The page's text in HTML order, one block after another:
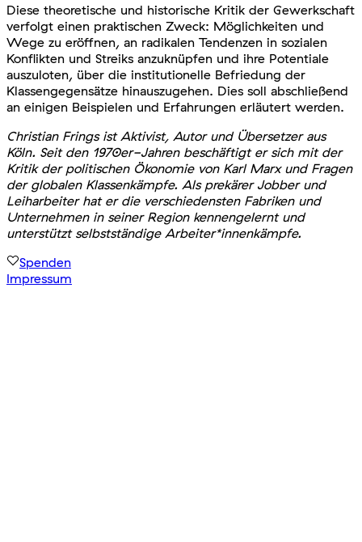
Diese theoretische und historische Kritik der Gewerkschaft
verfolgt einen praktischen Zweck: Möglichkeiten und
Wege zu eröffnen, an radikalen Tendenzen in sozialen
Konflikten und Streiks anzuknüpfen und ihre Potentiale
auszuloten, über die institutionelle Befriedung der
Klassengegensätze hinauszugehen. Dies soll abschließend
an einigen Beispielen und Erfahrungen erläutert werden.
Christian Frings ist Aktivist, Autor und Übersetzer aus
Köln. Seit den 1970er-Jahren beschäftigt er sich mit der
Kritik der politischen Ökonomie von Karl Marx und Fragen
der globalen Klassenkämpfe. Als prekärer Jobber und
Leiharbeiter hat er die verschiedensten Fabriken und
Unternehmen in seiner Region kennengelernt und
unterstützt selbstständige Arbeiter*innenkämpfe.
Spenden
Impressum